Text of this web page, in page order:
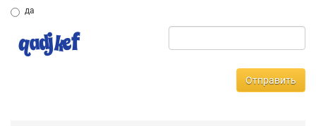
да
Отправить